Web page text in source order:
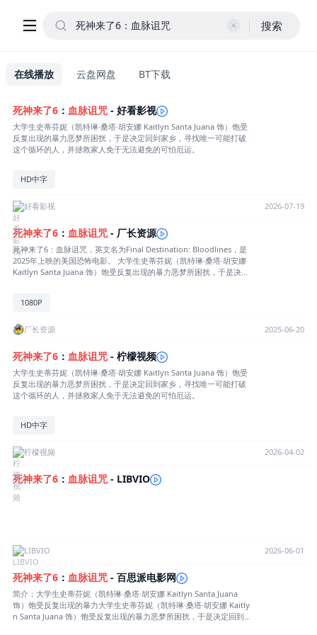
搜索
在线播放 云盘网盘 BT下载
死神来了6 ： 血脉诅咒 - 好看影视
大学生史蒂芬妮（凯特琳·桑塔·胡安娜 Kaitlyn Santa Juana 饰）饱受
反复出现的暴力恶梦所困扰，于是决定回到家乡，寻找唯一可能打破
这个循环的人，并拯救家人免于无法避免的可怕厄运。
HD中字
好看影视 2026-07-19
死神来了6 ： 血脉诅咒 - 厂长资源
死神来了6：血脉诅咒，英文名为Final Destination: Bloodlines，是
2025年上映的美国恐怖电影。 大学生史蒂芬妮（凯特琳·桑塔·胡安娜
Kaitlyn Santa Juana 饰）饱受反复出现的暴力恶梦所困扰，于是决定
业已聘请《电锯惊魂4/5/6/7》编剧Patrick Melton和Marcus Dunsta
怕死法。此前五部2000-2011年上映，收获将近7亿美元全球票房。
1080P
厂长资源 2025-06-20
死神来了6 ： 血脉诅咒 - 柠檬视频
大学生史蒂芬妮（凯特琳·桑塔·胡安娜 Kaitlyn Santa Juana 饰）饱受
反复出现的暴力恶梦所困扰，于是决定回到家乡，寻找唯一可能打破
这个循环的人，并拯救家人免于无法避免的可怕厄运。
HD中字
柠檬视频 2026-04-02
死神来了6 ： 血脉诅咒 - LIBVIO
LIBVIO 2026-06-01
死神来了6 ： 血脉诅咒 - 百思派电影网
简介：大学生史蒂芬妮（凯特琳·桑塔·胡安娜 Kaitlyn Santa Juana
饰）饱受反复出现的暴力大学生史蒂芬妮（凯特琳·桑塔·胡安娜 Kaitly
n Santa Juana 饰）饱受反复出现的暴力恶梦所困扰，于是决定回到